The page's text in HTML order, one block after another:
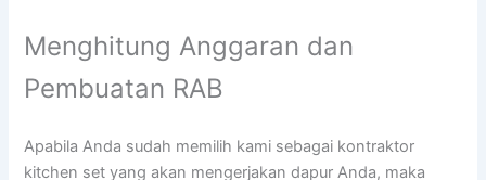
Menghitung Anggaran dan
Pembuatan RAB
Apabila Anda sudah memilih kami sebagai kontraktor
kitchen set yang akan mengerjakan dapur Anda, maka